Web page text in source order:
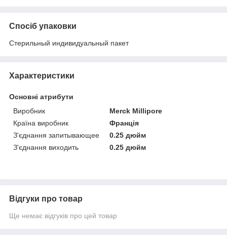
Спосіб упаковки
Стерильный индивидуальный пакет
Характеристики
Основні атрибути
Виробник
Merck Millipore
Країна виробник
Франція
З'єднання запитывающее
0.25 дюйм
З'єднання виходить
0.25 дюйм
Відгуки про товар
Ще немає відгуків про цей товар